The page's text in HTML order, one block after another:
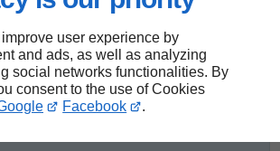
user experience by
and ads, as well as analyzing
social networks functionalities. By
consent to the use of Cookies
Facebook .
(tarif hors
450 € TTC/an.
piscine + Forfait